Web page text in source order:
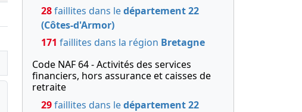
28faillites dans ledépartement 22
(Côtes-d'Armor)
171 faillites dans la région Bretagne
Code NAF 64 - Activités des services
financiers, hors assurance et caisses de
retraite
29faillites dans ledépartement 22